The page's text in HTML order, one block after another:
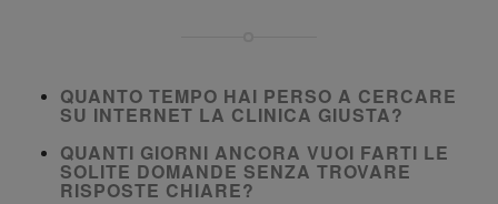
QUANTO TEMPO HAI PERSO A CERCARE
SU INTERNET LA CLINICA GIUSTA?
QUANTI GIORNI ANCORA VUOI FARTI LE
SOLITE DOMANDE SENZA TROVARE
RISPOSTE CHIARE?